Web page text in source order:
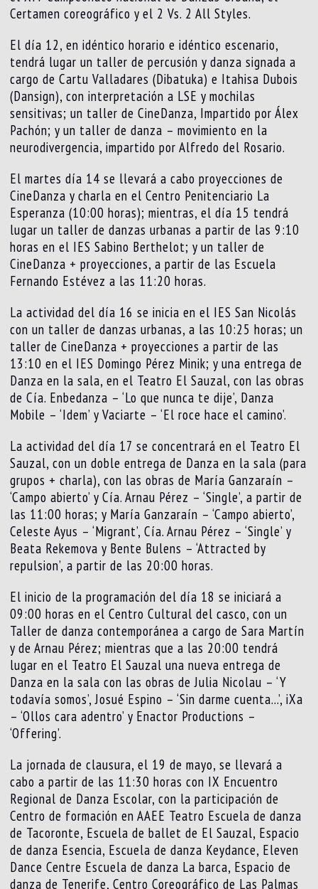
Certamen coreográfico y el 2 Vs. 2 All Styles.
El día 12, en idéntico horario e idéntico escenario,
tendrá lugar un taller de percusión y danza signada a
cargo de Cartu Valladares (Dibatuka) e Itahisa Dubois
(Dansign), con interpretación a LSE y mochilas
sensitivas; un taller de CineDanza, Impartido por Álex
Pachón; y un taller de danza – movimiento en la
neurodivergencia, impartido por Alfredo del Rosario.
El martes día 14 se llevará a cabo proyecciones de
CineDanza y charla en el Centro Penitenciario La
Esperanza (10:00 horas); mientras, el día 15 tendrá
lugar un taller de danzas urbanas a partir de las 9:10
horas en el IES Sabino Berthelot; y un taller de
CineDanza + proyecciones, a partir de las Escuela
Fernando Estévez a las 11:20 horas.
La actividad del día 16 se inicia en el IES San Nicolás
con un taller de danzas urbanas, a las 10:25 horas; un
taller de CineDanza + proyecciones a partir de las
13:10 en el IES Domingo Pérez Minik; y una entrega de
Danza en la sala, en el Teatro El Sauzal, con las obras
de Cía. Enbedanza – ‘Lo que nunca te dije’, Danza
Mobile – ‘Idem’ y Vaciarte – ‘El roce hace el camino’.
La actividad del día 17 se concentrará en el Teatro El
Sauzal, con un doble entrega de Danza en la sala (para
grupos + charla), con las obras de María Ganzaraín –
‘Campo abierto’ y Cía. Arnau Pérez – ‘Single’, a partir de
las 11:00 horas; y María Ganzaraín – ‘Campo abierto’,
Celeste Ayus – ‘Migrant’, Cía. Arnau Pérez – ‘Single’ y
Beata Rekemova y Bente Bulens – ‘Attracted by
repulsion’, a partir de las 20:00 horas.
El inicio de la programación del día 18 se iniciará a
09:00 horas en el Centro Cultural del casco, con un
Taller de danza contemporánea a cargo de Sara Martín
y de Arnau Pérez; mientras que a las 20:00 tendrá
lugar en el Teatro El Sauzal una nueva entrega de
Danza en la sala con las obras de Julia Nicolau – ‘Y
todavía somos’, Josué Espino – ‘Sin darme cuenta…’, iXa
– ‘Ollos cara adentro’ y Enactor Productions –
‘Offering’.
La jornada de clausura, el 19 de mayo, se llevará a
cabo a partir de las 11:30 horas con IX Encuentro
Regional de Danza Escolar, con la participación de
Centro de formación en AAEE Teatro Escuela de danza
de Tacoronte, Escuela de ballet de El Sauzal, Espacio
de danza Esencia, Escuela de danza Keydance, Eleven
Dance Centre Escuela de danza La barca, Espacio de
danza de Tenerife, Centro Coreográfico de Las Palmas